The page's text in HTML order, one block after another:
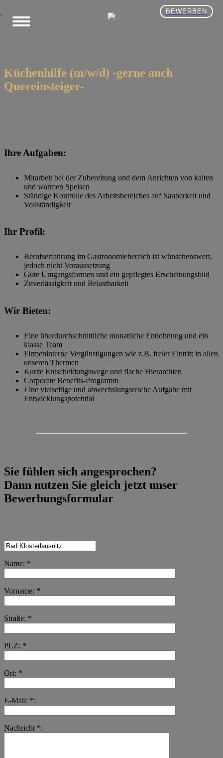
´
BEWERBEN
Küchenhilfe (m/w/d) -gerne auch
Quereinsteiger-
Ihre Aufgaben:
Mitarbeit bei der Zubereitung und dem Anrichten von kalten
und warmen Speisen
Ständige Kontrolle des Arbeitsbereiches auf Sauberkeit und
Vollständigkeit
Ihr Profil:
Berufserfahrung im Gastronomiebereich ist wünschenswert,
jedoch nicht Voraussetzung
Gute Umgangsformen und ein gepflegtes Erscheinungsbild
Zuverlässigkeit und Belastbarkeit
Wir Bieten:
Eine überdurchschnittliche monatliche Entlohnung und ein
klasse Team
Firmeninterne Vergünstigungen wie z.B. freier Eintritt in allen
unseren Thermen
Kurze Entscheidungswege und flache Hierarchien
Corporate Benefits-Programm
Eine vielseitige und abwechslungsreiche Aufgabe mit
Entwicklungspotential
Sie fühlen sich angesprochen?
Dann nutzen Sie gleich jetzt unser
Bewerbungsformular
Name: *
Vorname: *
Straße: *
PLZ: *
Ort: *
E-Mail: *:
Nachricht *: